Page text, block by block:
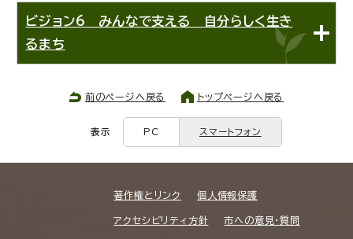
ビジョン6 みんなで支える 自分らしく生き
るまち
前のページへ戻る トップページへ戻る
表示 PC スマートフォン
著作権とリンク 個人情報保護
アクセシビリティ方針 市への意見・質問